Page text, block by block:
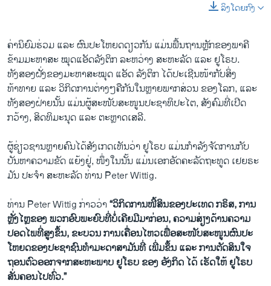
ລິງໂດຍກົງ
ຄ່ານິຍົມຮ່ວມ ແລະ ຜົນປະໂຫຍດດຽວກັນ ແມ່ນພື້ນຖານຫຼັກຂອງພາຄີ
ຂ້າມມະຫາສະ ໝຸດແອັດລັງຕິກ ລະຫວ່າງ ສະຫະລັດ ແລະ ຢູໂຣບ.
ທັງສອງຝັ່ງຂອງມະຫາສະໝຸດ ແອັດ ລັງຕິກ ໄດ້ປະເຊີນໜ້າກັບສິ່ງ
ທ້າທາຍ ແລະ ວິກິດການຕ່າງໆຄືກັນໃນຫຼາຍພາກສ່ວນ ຂອງໂລກ, ແລະ
ທັງສອງຝ່າຍນັ້ນ ແມ່ນຜູ້ສະໜັບສະໜູນປະຊາທິປະໄຕ, ສັງຄົມທີ່ເປີດ
ກວ້າງ, ສິດທິມະນຸດ ແລະ ຕະຫຼາດເສລີ.
ຜູ້ຊ່ຽວຊານຫຼາຍຄົນໄດ້ສັງເກດເຫັນວ່າ ຢູໂຣບ ແມ່ນກຳລັງຈັດການກັບ
ບັນຫາຄວາມຂັດ ແຍ້ງຢູ່, ໜຶ່ງໃນນັ້ນ ແມ່ນເອກອັດຄະລັດຖະທູດ ເຢຍຣະ
ມັນ ປະຈຳ ສະຫະລັດ ທ່ານ Peter Wittig.
ທ່ານ Peter Wittig ກ່າວວ່າ“ວິກິດການໜີ້ສິນຂອງປະເທດ ກຣິສ, ການ
ຫຼັ່ງໄຫຼຂອງ ພວກອົບພະຍົບທີ່ບໍ່ເຄີຍມີມາກ່ອນ, ຄວາມສ່ຽງດ້ານຄວາມ
ປອດໄພທີ່ສູງຂຶ້ນ, ຂະ​ບວນ ການເຄື່ອນໄຫວ​ເພື່ອສະໜັບສະໜູນ​ຜົນ​ປະ​
ໂຫຍ​ດຂອງ​ປະຊາຊົນ​ທຳ​ມະ​ດາ​ສາມັນທີ່ ເພີ່ມຂຶ້ນ ແລະ ການຕັດສິນໃຈ
ຖອນ​ຕົວອອກຈາກສະຫະພາບ ຢູໂຣບ ຂອງ ອັງກິດ ໄດ້ ເຮັດໃຫ້ ຢູໂຣບ
ສັ່ນຄອນໄປທົ່ວ.”